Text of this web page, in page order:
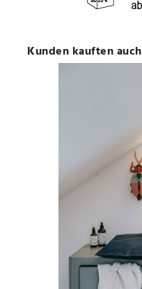
Kunden kauften auch